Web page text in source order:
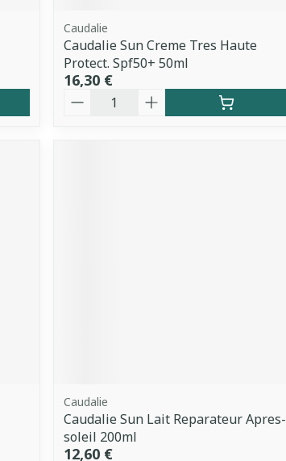
Caudalie
Caudalie Sun Creme Tres Haute
Protect. Spf50+ 50ml
16,30 €
Quantité
Caudalie
Caudalie Sun Lait Reparateur Apres-
soleil 200ml
12,60 €